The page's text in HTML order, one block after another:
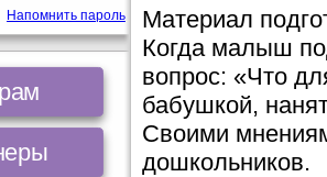
Материал
Когда малыш
вопрос: «Что
бабушкой,
Своими
дошкольников.
Напомнить пароль